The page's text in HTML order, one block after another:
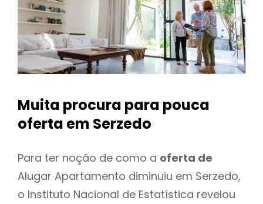
Muita procura para pouca
oferta em Serzedo
Para ter noção de como a oferta de
Alugar Apartamento diminuiu em Serzedo,
o Instituto Nacional de Estatística revelou